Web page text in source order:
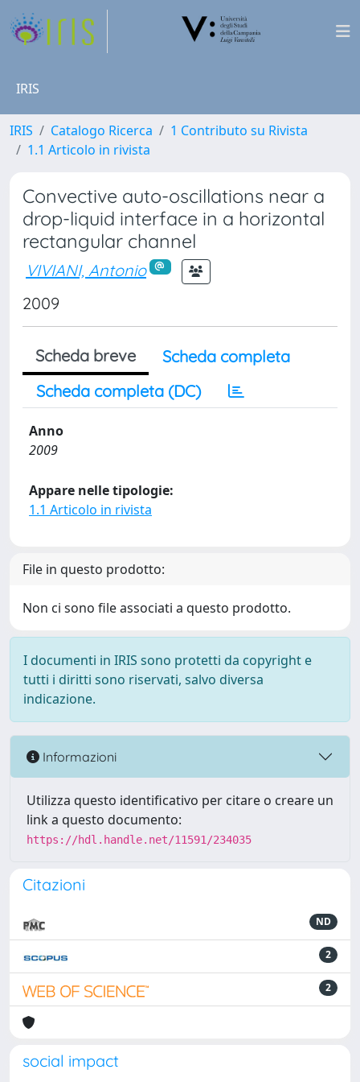
IRIS
IRIS Catalogo Ricerca
1 Contributo su Rivista
1.1 Articolo in rivista
Convective auto-oscillations near a
drop-liquid interface in a horizontal
rectangular channel
VIVIANI, Antonio
2009
Scheda breve
Scheda completa
Scheda completa (DC)
Anno
2009
Appare nelle tipologie:
1.1 Articolo in rivista
File in questo prodotto:
Non ci sono file associati a questo prodotto.
I documenti in IRIS sono protetti da copyright e
tutti i diritti sono riservati, salvo diversa
indicazione.
Informazioni
Utilizza questo identificativo per citare o creare un
link a questo documento:
https://hdl.handle.net/11591/234035
Citazioni
ND
2
2
social impact